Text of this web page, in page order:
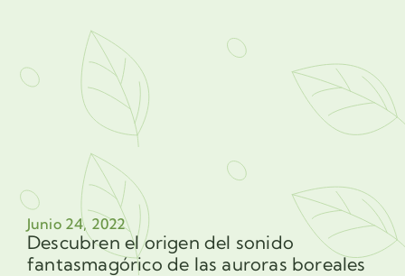
Junio 24, 2022
Descubren el origen del sonido
fantasmagórico de las auroras boreales